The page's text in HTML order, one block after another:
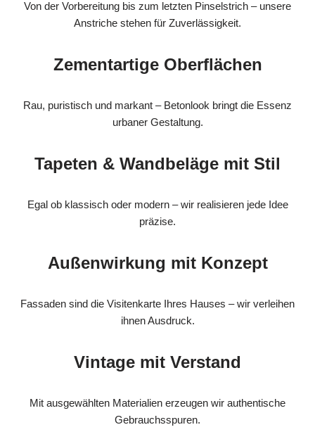
Von der Vorbereitung bis zum letzten Pinselstrich – unsere
Anstriche stehen für Zuverlässigkeit.
Zementartige Oberflächen
Rau, puristisch und markant – Betonlook bringt die Essenz
urbaner Gestaltung.
Tapeten & Wandbeläge mit Stil
Egal ob klassisch oder modern – wir realisieren jede Idee
präzise.
Außenwirkung mit Konzept
Fassaden sind die Visitenkarte Ihres Hauses – wir verleihen
ihnen Ausdruck.
Vintage mit Verstand
Mit ausgewählten Materialien erzeugen wir authentische
Gebrauchsspuren.